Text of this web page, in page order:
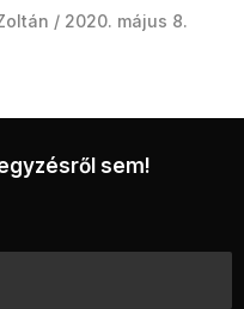
2020. május 8.
sem!